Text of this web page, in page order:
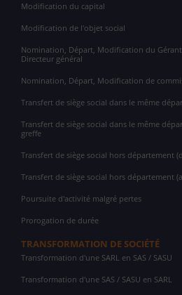
Modification du capital
Modification de l'objet social
Nomination, Départ, Modification du
Directeur général
Nomination, Départ, Modification de
Transfert de siège social dans le même
Transfert de siège social dans le même
greffe
Transfert de siège social hors département
Transfert de siège social hors département
Poursuite d'activité malgré pertes
Prorogation de durée
TRANSFORMATION DE SOCIÉTÉ
Transformation d'une SARL en SAS / SASU
Transformation d'une SAS / SASU en SARL